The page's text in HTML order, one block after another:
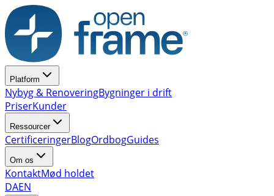
Platform
Nybyg & RenoveringBygninger i drift
PriserKunder
Ressourcer
CertificeringerBlogOrdbogGuides
Om os
KontaktMød holdet
DAEN